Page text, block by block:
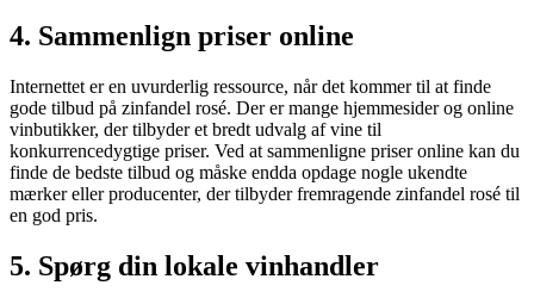
4. Sammenlign priser online
Internettet er en uvurderlig ressource, når det kommer til at finde
gode tilbud på zinfandel rosé. Der er mange hjemmesider og online
vinbutikker, der tilbyder et bredt udvalg af vine til
konkurrencedygtige priser. Ved at sammenligne priser online kan du
finde de bedste tilbud og måske endda opdage nogle ukendte
mærker eller producenter, der tilbyder fremragende zinfandel rosé til
en god pris.
5. Spørg din lokale vinhandler